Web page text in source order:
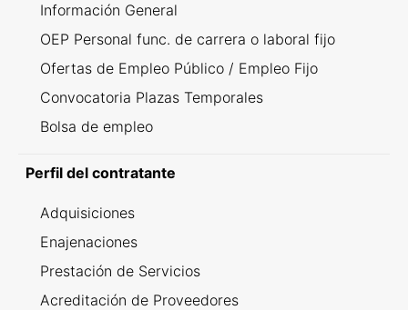
Información General
OEP Personal func. de carrera o laboral fijo
Ofertas de Empleo Público / Empleo Fijo
Convocatoria Plazas Temporales
Bolsa de empleo
Perfil del contratante
Adquisiciones
Enajenaciones
Prestación de Servicios
Acreditación de Proveedores